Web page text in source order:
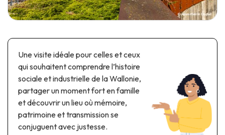
Folklore & histoire locale
Histoire
Parcs scientifiques
Patrimoine automobile & ferroviaire
Patrimoine industriel & ouvrage d'art
Produits de terroir
Kayaks
Parcs à thème & parcs d’attractions
Parcs récréatifs, nautiques & aquatiques
ÉTÉ
TÉLÉCHARGER LE GUIDE
Une visite idéale pour celles et ceux
qui souhaitent comprendre l’histoire
sociale et industrielle de la Wallonie,
partager un moment fort en famille
et découvrir un lieu où mémoire,
patrimoine et transmission se
conjuguent avec justesse.